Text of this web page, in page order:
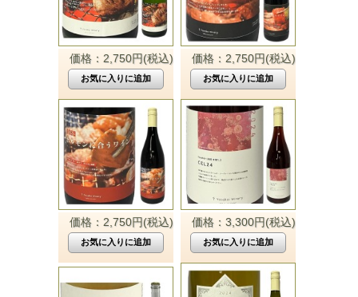
価格：2,750円(税込) 価格：2,750円(税込)
価格：2,750円(税込) 価格：3,300円(税込)